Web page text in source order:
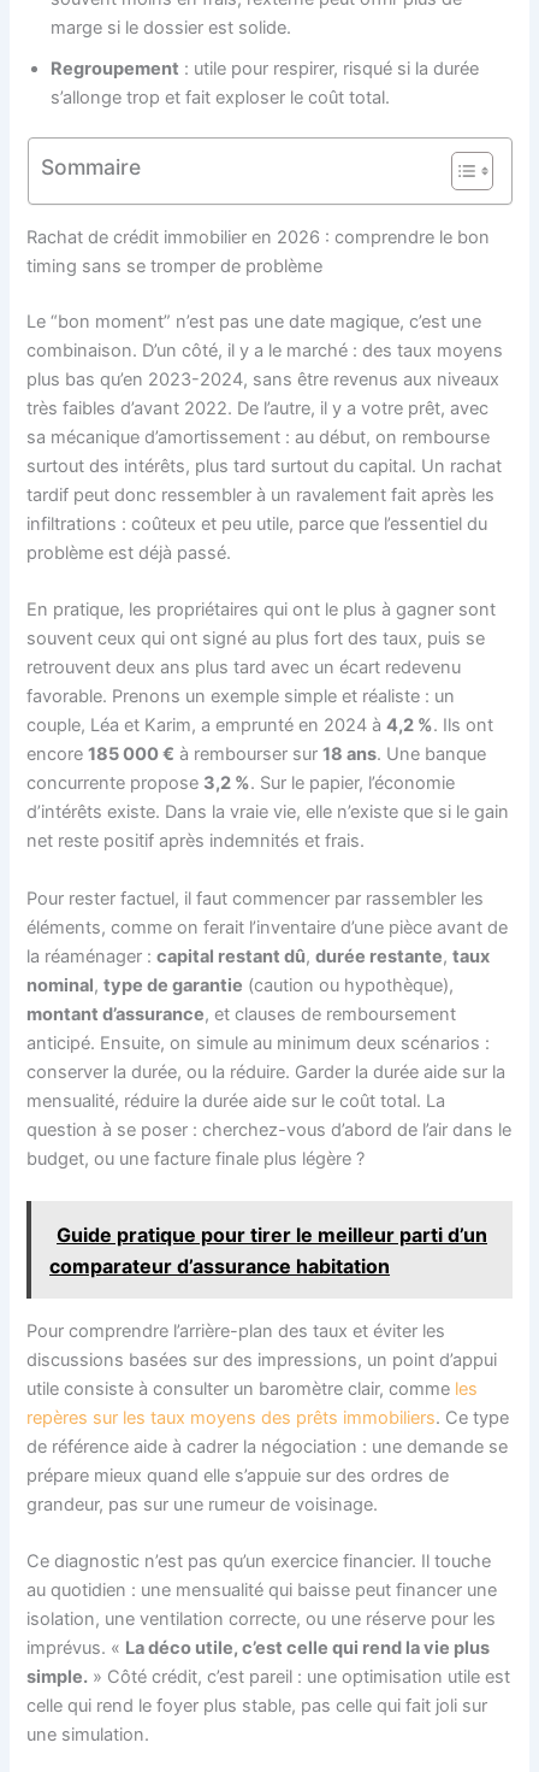
marge si le dossier est solide.
Regroupement : utile pour respirer, risqué si la durée
s’allonge trop et fait exploser le coût total.
Sommaire
Rachat de crédit immobilier en 2026 : comprendre le bon
timing sans se tromper de problème
Le “bon moment” n’est pas une date magique, c’est une
combinaison. D’un côté, il y a le marché : des taux moyens
plus bas qu’en 2023-2024, sans être revenus aux niveaux
très faibles d’avant 2022. De l’autre, il y a votre prêt, avec
sa mécanique d’amortissement : au début, on rembourse
surtout des intérêts, plus tard surtout du capital. Un rachat
tardif peut donc ressembler à un ravalement fait après les
infiltrations : coûteux et peu utile, parce que l’essentiel du
problème est déjà passé.
En pratique, les propriétaires qui ont le plus à gagner sont
souvent ceux qui ont signé au plus fort des taux, puis se
retrouvent deux ans plus tard avec un écart redevenu
favorable. Prenons un exemple simple et réaliste : un
couple, Léa et Karim, a emprunté en 2024 à4,2 %. Ils ont
encore185 000 € à rembourser sur18 ans. Une banque
concurrente propose 3,2 %. Sur le papier, l’économie
d’intérêts existe. Dans la vraie vie, elle n’existe que si le gain
net reste positif après indemnités et frais.
Pour rester factuel, il faut commencer par rassembler les
éléments, comme on ferait l’inventaire d’une pièce avant de
la réaménager :capital restant dû,durée restante,taux
nominal,type de garantie (caution ou hypothèque),
montant d’assurance, et clauses de remboursement
anticipé. Ensuite, on simule au minimum deux scénarios :
conserver la durée, ou la réduire. Garder la durée aide sur la
mensualité, réduire la durée aide sur le coût total. La
question à se poser : cherchez-vous d’abord de l’air dans le
budget, ou une facture finale plus légère ?
Guide pratique pour tirer le meilleur parti d’un
comparateur d’assurance habitation
Pour comprendre l’arrière-plan des taux et éviter les
discussions basées sur des impressions, un point d’appui
utile consiste à consulter un baromètre clair, comme les
repères sur les taux moyens des prêts immobiliers. Ce type
de référence aide à cadrer la négociation : une demande se
prépare mieux quand elle s’appuie sur des ordres de
grandeur, pas sur une rumeur de voisinage.
Ce diagnostic n’est pas qu’un exercice financier. Il touche
au quotidien : une mensualité qui baisse peut financer une
isolation, une ventilation correcte, ou une réserve pour les
imprévus. « La déco utile, c’est celle qui rend la vie plus
simple. » Côté crédit, c’est pareil : une optimisation utile est
celle qui rend le foyer plus stable, pas celle qui fait joli sur
une simulation.